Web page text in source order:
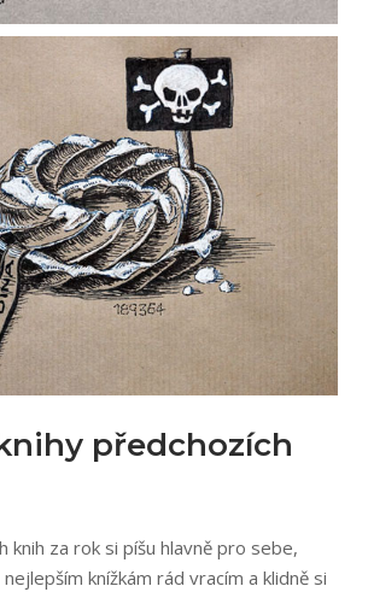
předchozích
knih za rok si píšu hlavně pro sebe,
knížkám rád vracím a klidně si